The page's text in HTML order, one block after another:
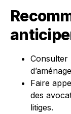
Consulter
Faire
des
litiges.